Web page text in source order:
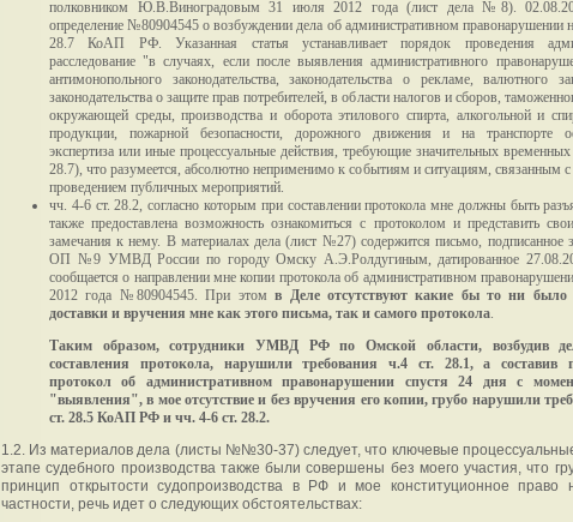
полковником Ю.В.Виноградовым 31 июля 2012 года (лист дела №8).
определение №80904545 о возбуждении дела об административном правонарушении
28.7 КоАП РФ. Указанная статья устанавливает порядок проведения
расследование "в случаях, если после выявления административного
антимонопольного законодательства, законодательства о рекламе, валютного
законодательства о защите прав потребителей, в области налогов и сборов,
окружающей среды, производства и оборота этилового спирта, алкогольной и
продукции, пожарной безопасности, дорожного движения и на транспорте
экспертиза или иные процессуальные действия, требующие значительных временных
28.7), что разумеется, абсолютно неприменимо к событиям и ситуациям, связанным с
проведением публичных мероприятий.
чч. 4-6 ст. 28.2, согласно которым при составлении протокола мне должны быть
также предоставлена возможность ознакомиться с протоколом и представить
замечания к нему. В материалах дела (лист №27) содержится письмо, подписанное
ОП №9 УМВД России по городу Омску А.Э.Ролдугиным, датированное
сообщается о направлении мне копии протокола об административном
2012 года №80904545. При этомв Деле отсутствуют какие бы то ни было
доставки и вручения мне как этого письма, так и самого протокола.
Таким образом, сотрудники УМВД РФ по Омской области, возбудив
составления протокола, нарушили требования ч.4 ст. 28.1, а составив
протокол об административном правонарушении спустя 24 дня с
"выявления", в мое отсутствие и без вручения его копии, грубо нарушили
ст. 28.5 КоАП РФ и чч. 4-6 ст. 28.2.
1.2. Из материалов дела (листы №№30-37) следует, что ключевые
этапе судебного производства также были совершены без моего участия, что
принцип открытости судопроизводства в РФ и мое конституционное право
частности, речь идет о следующих обстоятельствах: